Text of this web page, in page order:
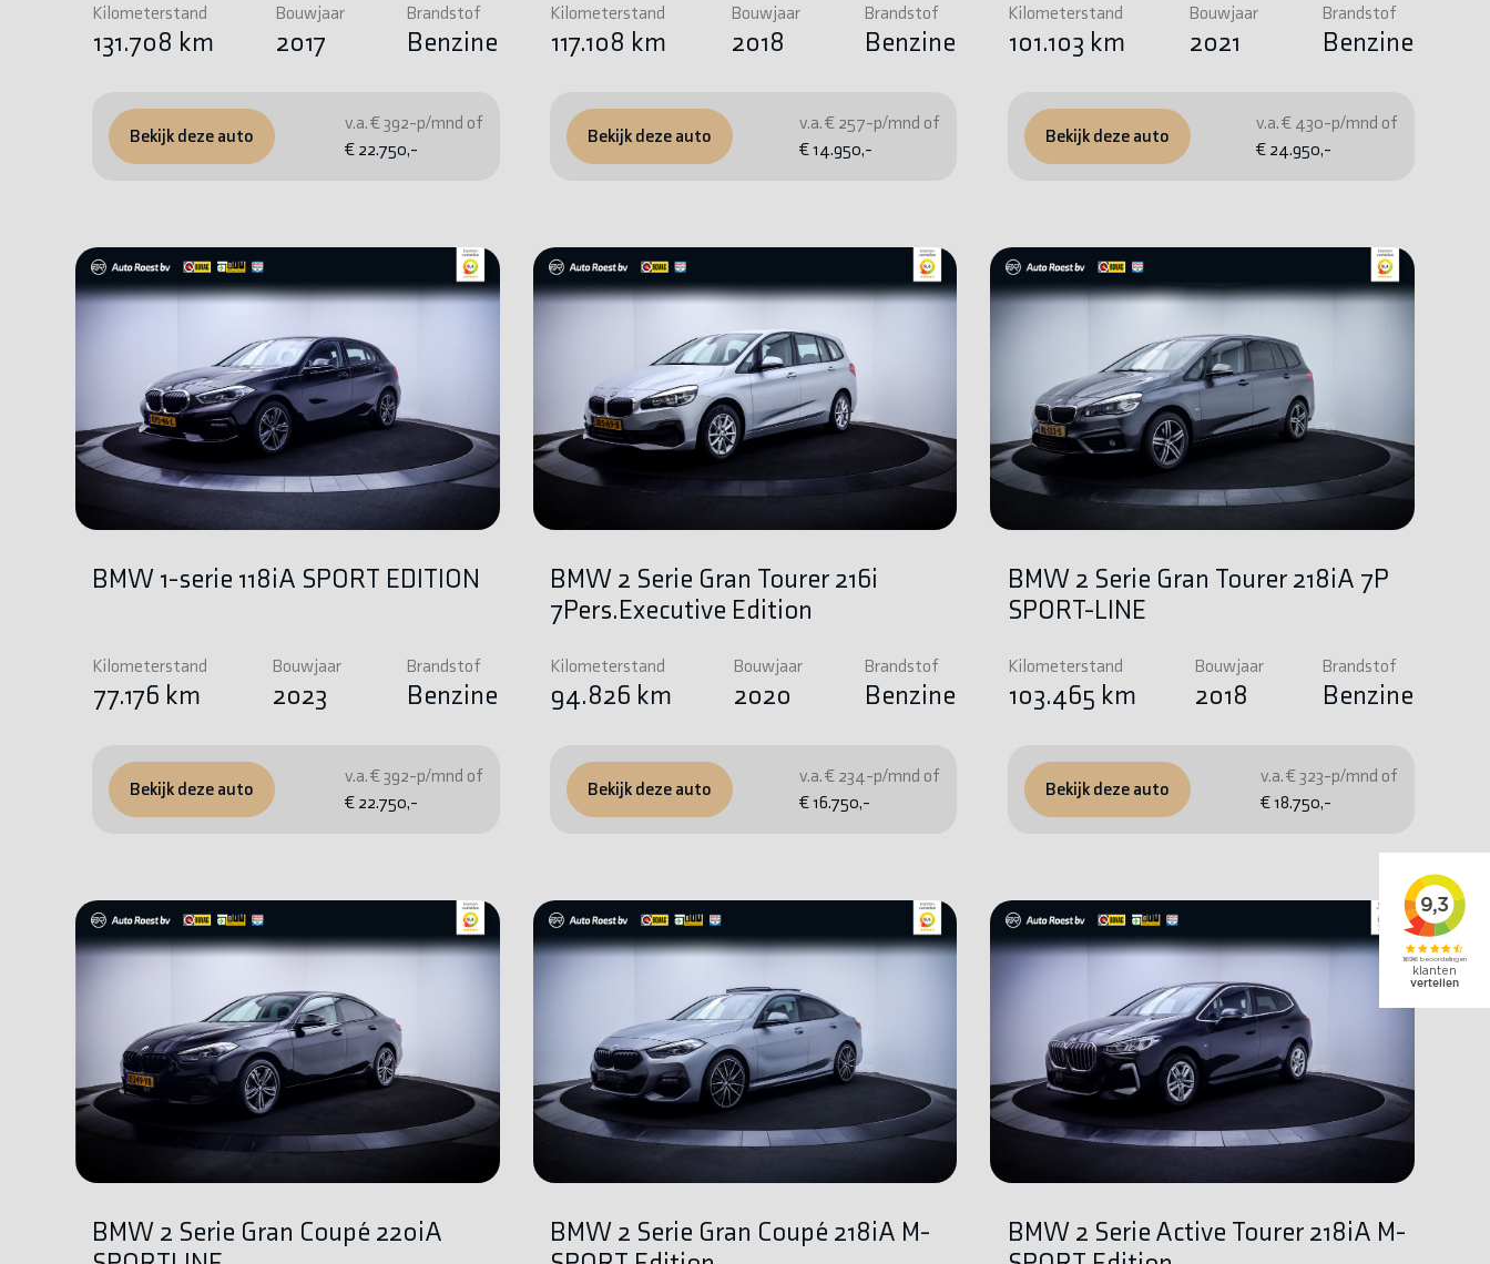
Kilometerstand
131.708 km
Bouwjaar
2017
Brandstof
Benzine
v.a. € 392-p/mnd of
€ 22.750,-
Bekijk deze auto
Kilometerstand
117.108 km
Bouwjaar
2018
Brandstof
Benzine
v.a. € 257-p/mnd of
€ 14.950,-
Bekijk deze auto
Kilometerstand
101.103 km
Bouwjaar
2021
Brandstof
Benzine
v.a. € 430-p/mnd of
€ 24.950,-
Bekijk deze auto
BMW 1-serie 118iA SPORT EDITION
Kilometerstand
77.176 km
Bouwjaar
2023
Brandstof
Benzine
v.a. € 392-p/mnd of
€ 22.750,-
Bekijk deze auto
BMW 2 Serie Gran Tourer 216i
7Pers.Executive Edition
Kilometerstand
94.826 km
Bouwjaar
2020
Brandstof
Benzine
v.a. € 234-p/mnd of
€ 16.750,-
Bekijk deze auto
BMW 2 Serie Gran Tourer 218iA 7P
SPORT-LINE
Kilometerstand
103.465 km
Bouwjaar
2018
Brandstof
Benzine
v.a. € 323-p/mnd of
€ 18.750,-
Bekijk deze auto
BMW 2 Serie Gran Coupé 220iA
BMW 2 Serie Gran Coupé 218iA M-
BMW 2 Serie Active Tourer 218iA M-